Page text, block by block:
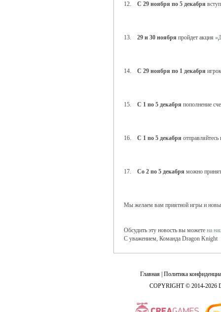
12. С 29 ноября по 5 декабря
13. 29 и 30 ноября пройдет акция
14. С 29 ноября по 1 декабря
15. С 1 по 5 декабря пополнение
16. С 1 по 5 декабря
17. Со 2 по 5 декабря можно
Мы желаем вам приятной игры и
Обсудить эту новость вы можете на
С уважением, Команда Dragon Knight
Главная Политика
COPYRIGHT © 2014-2026